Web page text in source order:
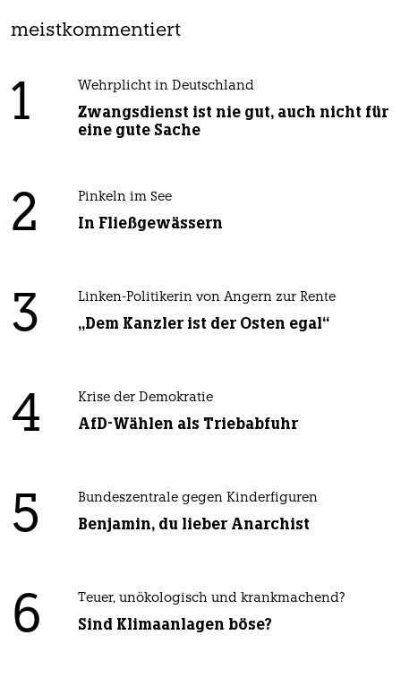
meistkommentiert
1 Wehrplicht in Deutschland
Zwangsdienst ist nie gut, auch nicht für
eine gute Sache
2 Pinkeln im See
In Fließgewässern
3 Linken-Politikerin von Angern zur Rente
„Dem Kanzler ist der Osten egal“
4 Krise der Demokratie
AfD-Wählen als Triebabfuhr
5 Bundeszentrale gegen Kinderfiguren
Benjamin, du lieber Anarchist
6 Teuer, unökologisch und krankmachend?
Sind Klimaanlagen böse?